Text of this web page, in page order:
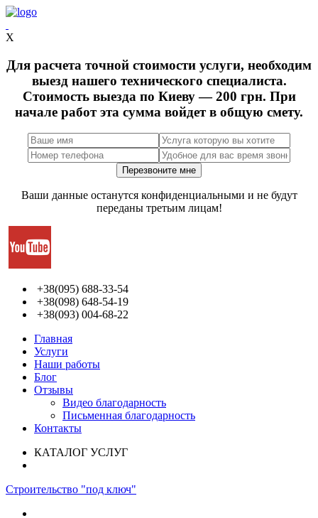
X
Для расчета точной стоимости услуги, необходим
выезд нашего технического специалиста.
Стоимость выезда по Киеву — 200 грн. При
начале работ эта сумма войдет в общую смету.
Ваши данные останутся конфиденциальными и не будут
переданы третьим лицам!
+38(095) 688-33-54
+38(098) 648-54-19
+38(093) 004-68-22
Главная
Услуги
Наши работы
Блог
Отзывы
Видео благодарность
Письменная благодарность
Контакты
КАТАЛОГ УСЛУГ
Строительство "под ключ"